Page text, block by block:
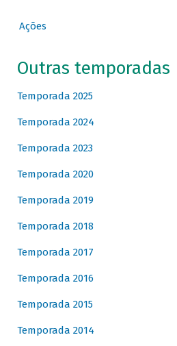
Ações
Outras temporadas
Temporada 2025
Temporada 2024
Temporada 2023
Temporada 2020
Temporada 2019
Temporada 2018
Temporada 2017
Temporada 2016
Temporada 2015
Temporada 2014